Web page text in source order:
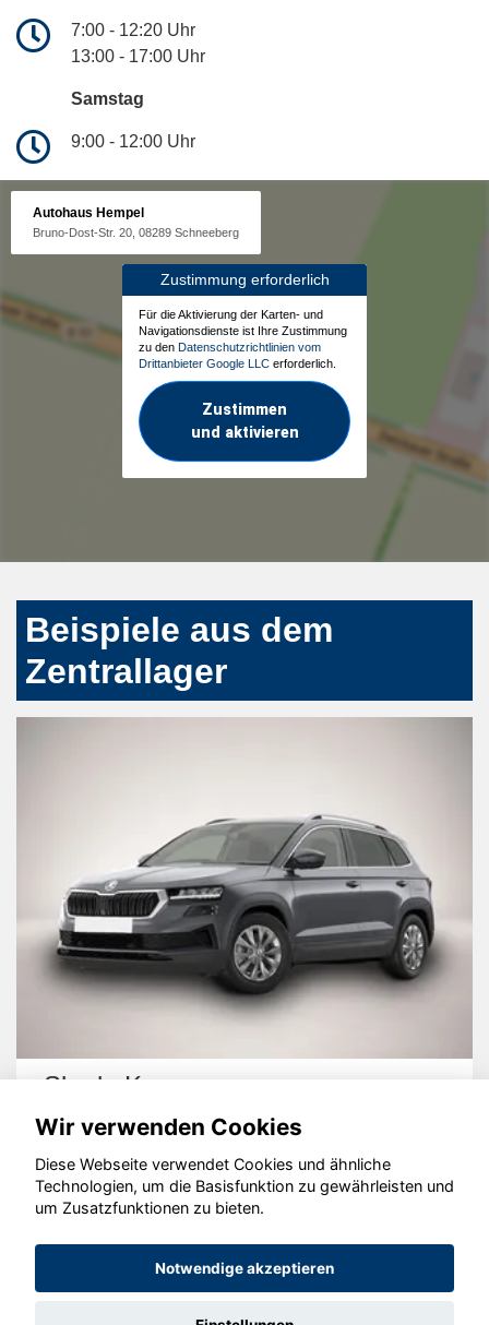
7:00 - 12:20 Uhr
13:00 - 17:00 Uhr
Samstag
9:00 - 12:00 Uhr
Autohaus Hempel
Bruno-Dost-Str. 20, 08289 Schneeberg
Zustimmung erforderlich
Für die Aktivierung der Karten- und
Navigationsdienste ist Ihre Zustimmung
zu den Datenschutzrichtlinien vom
Drittanbieter Google LLC erforderlich.
Zustimmen
und aktivieren
Beispiele aus dem
Zentrallager
Skoda Karoq
© konjunkturmotor.de GmbH 2020 - 2026
Wir verwenden Cookies
Diese Webseite verwendet Cookies und ähnliche
Technologien, um die Basisfunktion zu gewährleisten und
um Zusatzfunktionen zu bieten.
Notwendige akzeptieren